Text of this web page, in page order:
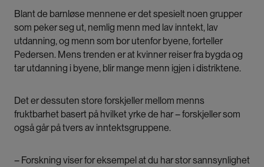
Blant de barnløse mennene er det spesielt noen grupper
som peker seg ut, nemlig menn med lav inntekt, lav
utdanning, og menn som bor utenfor byene, forteller
Pedersen. Mens trenden er at kvinner reiser fra bygda og
tar utdanning i byene, blir mange menn igjen i distriktene.
Det er dessuten store forskjeller mellom menns
fruktbarhet basert på hvilket yrke de har – forskjeller som
også går på tvers av inntektsgruppene.
– Forskning viser for eksempel at du har stor sannsynlighet